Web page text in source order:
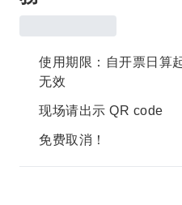
使用期限：自开票日算
无效
现场请出示 QR code
免费取消！